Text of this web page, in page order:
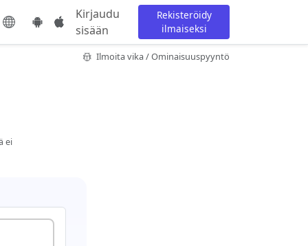
Kirjaudu
sisään
Rekisteröidy
ilmaiseksi
Ilmoita vika / Ominaisuuspyyntö
ei